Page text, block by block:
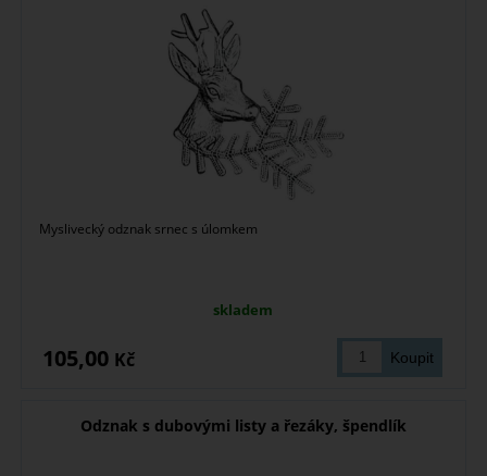
Myslivecký odznak srnec s úlomkem
skladem
105,00 Kč
Odznak s dubovými listy a řezáky, špendlík